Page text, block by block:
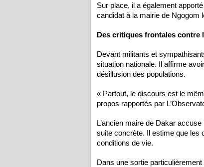
Sur place, il a également
candidat à la mairie de Ngogom
Des critiques frontales contre
Devant militants et
situation nationale. Il affirme
désillusion des populations.
« Partout, le discours est le
propos rapportés par
L’ancien maire de Dakar
suite concrète. Il estime que les
conditions de vie.
Dans une sortie